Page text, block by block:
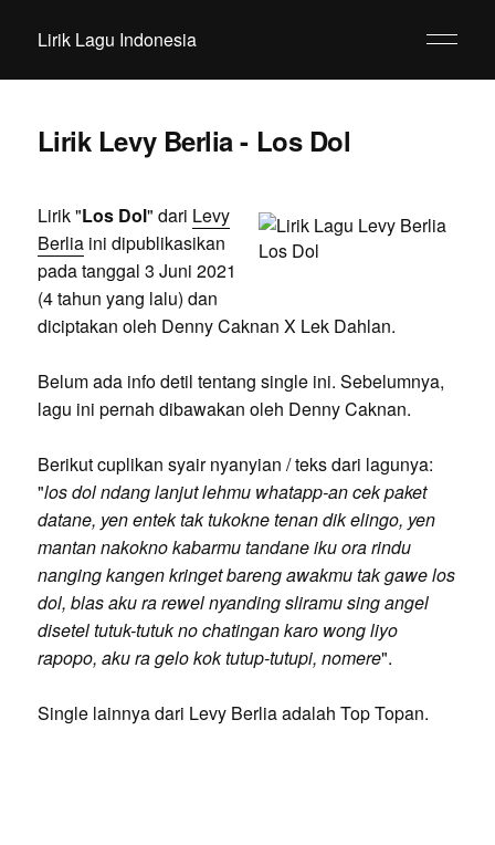
Lirik Lagu Indonesia
Lirik Levy Berlia - Los Dol
Lirik "Los Dol" dari Levy
Berliaini dipublikasikan
pada tanggal 3 Juni 2021
(4 tahun yang lalu) dan
diciptakan oleh Denny Caknan X Lek Dahlan.
Belum ada info detil tentang single ini. Sebelumnya,
lagu ini pernah dibawakan oleh Denny Caknan.
Berikut cuplikan syair nyanyian / teks dari lagunya:
"los dol ndang lanjut lehmu whatapp-an cek paket
datane, yen entek tak tukokne tenan dik elingo, yen
mantan nakokno kabarmu tandane iku ora rindu
nanging kangen kringet bareng awakmu tak gawe los
dol, blas aku ra rewel nyanding sliramu sing angel
disetel tutuk-tutuk no chatingan karo wong liyo
rapopo, aku ra gelo kok tutup-tutupi, nomere".
Single lainnya dari Levy Berlia adalah Top Topan.